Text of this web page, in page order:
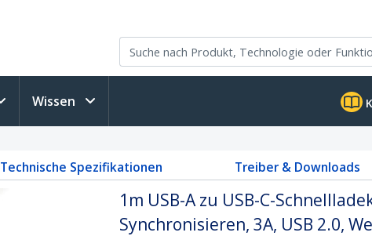
Wissen
Technische Spezifikationen Treiber & Downloads
1m USB-A zu USB-C-
Synchronisieren, 3A, USB 2.0,